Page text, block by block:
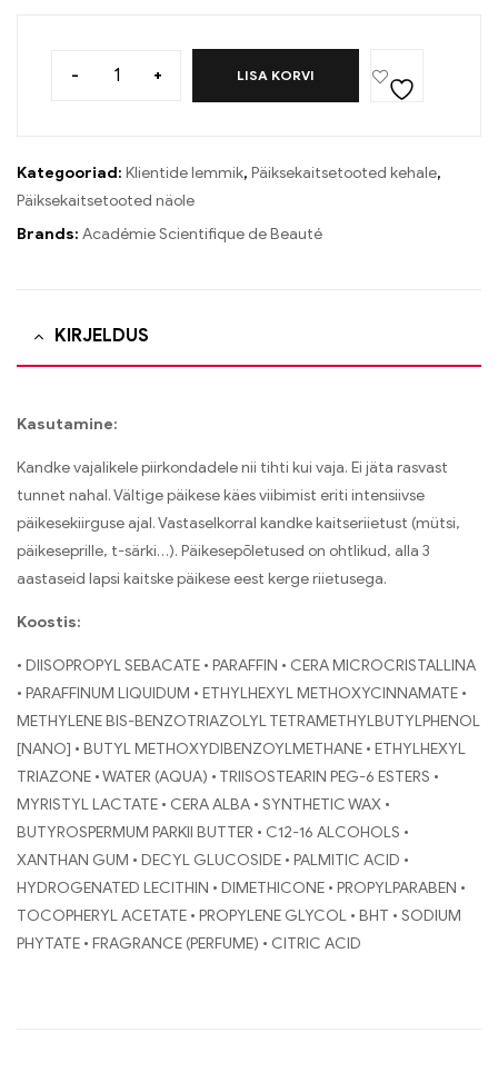
- + LISA KORVI
Kategooriad: Klientide lemmik, Päiksekaitsetooted kehale,
Päiksekaitsetooted näole
Brands: Académie Scientifique de Beauté
KIRJELDUS
Kasutamine:
Kandke vajalikele piirkondadele nii tihti kui vaja. Ei jäta rasvast
tunnet nahal. Vältige päikese käes viibimist eriti intensiivse
päikesekiirguse ajal. Vastaselkorral kandke kaitseriietust (mütsi,
päikeseprille, t-särki…). Päikesepõletused on ohtlikud, alla 3
aastaseid lapsi kaitske päikese eest kerge riietusega.
Koostis:
• DIISOPROPYL SEBACATE • PARAFFIN • CERA MICROCRISTALLINA
• PARAFFINUM LIQUIDUM • ETHYLHEXYL METHOXYCINNAMATE •
METHYLENE BIS-BENZOTRIAZOLYL TETRAMETHYLBUTYLPHENOL
[NANO] • BUTYL METHOXYDIBENZOYLMETHANE • ETHYLHEXYL
TRIAZONE • WATER (AQUA) • TRIISOSTEARIN PEG-6 ESTERS •
MYRISTYL LACTATE • CERA ALBA • SYNTHETIC WAX •
BUTYROSPERMUM PARKII BUTTER • C12-16 ALCOHOLS •
XANTHAN GUM • DECYL GLUCOSIDE • PALMITIC ACID •
HYDROGENATED LECITHIN • DIMETHICONE • PROPYLPARABEN •
TOCOPHERYL ACETATE • PROPYLENE GLYCOL • BHT • SODIUM
PHYTATE • FRAGRANCE (PERFUME) • CITRIC ACID